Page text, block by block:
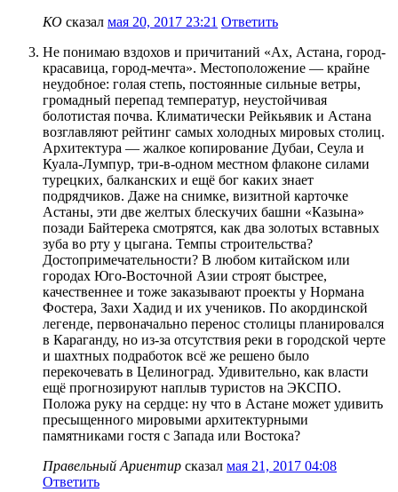
КО сказал мая 20, 2017 23:21 Ответить
Не понимаю вздохов и причитаний «Ах, Астана, город-
красавица, город-мечта». Местоположение — крайне
неудобное: голая степь, постоянные сильные ветры,
громадный перепад температур, неустойчивая
болотистая почва. Климатически Рейкьявик и Астана
возглавляют рейтинг самых холодных мировых столиц.
Архитектура — жалкое копирование Дубаи, Сеула и
Куала-Лумпур, три-в-одном местном флаконе силами
турецких, балканских и ещё бог каких знает
подрядчиков. Даже на снимке, визитной карточке
Астаны, эти две желтых блескучих башни «Казына»
позади Байтерека смотрятся, как два золотых вставных
зуба во рту у цыгана. Темпы строительства?
Достопримечательности? В любом китайском или
городах Юго-Восточной Азии строят быстрее,
качественнее и тоже заказывают проекты у Нормана
Фостера, Захи Хадид и их учеников. По акординской
легенде, первоначально перенос столицы планировался
в Караганду, но из-за отсутствия реки в городской черте
и шахтных подработок всё же решено было
перекочевать в Целиноград. Удивительно, как власти
ещё прогнозируют наплыв туристов на ЭКСПО.
Положа руку на сердце: ну что в Астане может удивить
пресыщенного мировыми архитектурными
памятниками гостя с Запада или Востока?
Правельный Ариентир сказал мая 21, 2017 04:08
Ответить